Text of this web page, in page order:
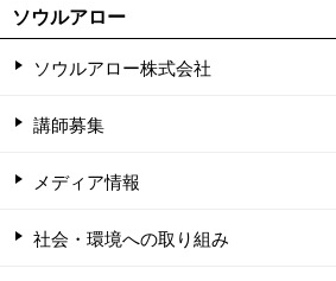
ソウルアロー
ソウルアロー株式会社
講師募集
メディア情報
社会・環境への取り組み